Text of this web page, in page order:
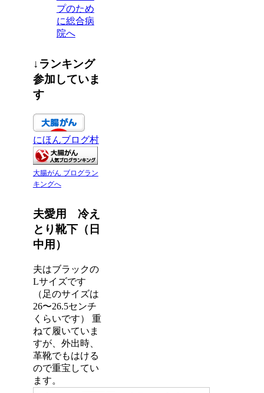
プのため
に総合病
院へ
↓ランキング
参加していま
す
にほんブログ村
大腸がん ブログラン
キングへ
夫愛用 冷え
とり靴下（日
中用）
夫はブラックの
Lサイズです
（足のサイズは
26〜26.5センチ
くらいです） 重
ねて履いていま
すが、外出時、
革靴でもはける
ので重宝してい
ます。